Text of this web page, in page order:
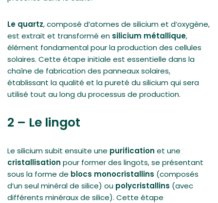
Le quartz, composé d’atomes de silicium et d’oxygène,
est extrait et transformé en silicium métallique,
élément fondamental pour la production des cellules
solaires. Cette étape initiale est essentielle dans la
chaîne de fabrication des panneaux solaires,
établissant la qualité et la pureté du silicium qui sera
utilisé tout au long du processus de production.
2 – Le lingot
Le silicium subit ensuite une purification et une
cristallisation pour former des lingots, se présentant
sous la forme de blocs monocristallins (composés
d’un seul minéral de silice) ou polycristallins (avec
différents minéraux de silice). Cette étape